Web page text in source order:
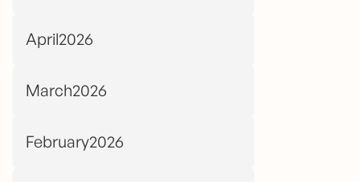
April2026
March2026
February2026